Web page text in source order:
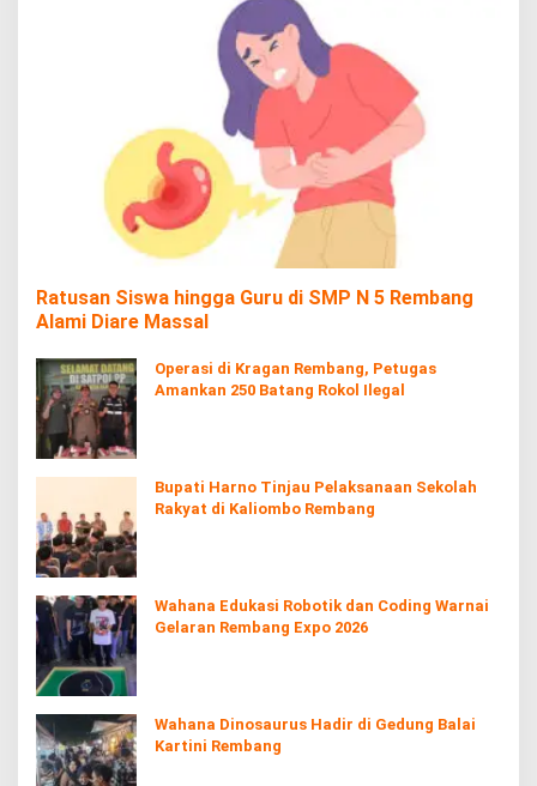
Ratusan Siswa hingga Guru di SMP N 5 Rembang
Alami Diare Massal
Operasi di Kragan Rembang, Petugas
Amankan 250 Batang Rokol Ilegal
Bupati Harno Tinjau Pelaksanaan Sekolah
Rakyat di Kaliombo Rembang
Wahana Edukasi Robotik dan Coding Warnai
Gelaran Rembang Expo 2026
Wahana Dinosaurus Hadir di Gedung Balai
Kartini Rembang